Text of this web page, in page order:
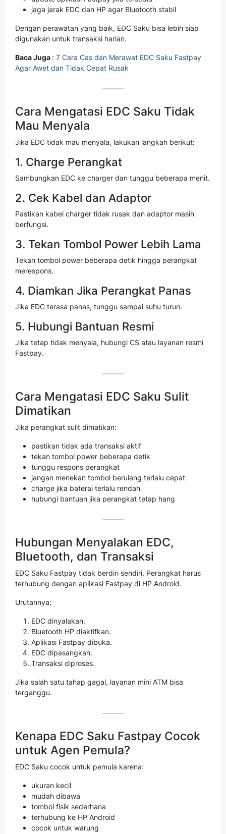
jaga jarak EDC dan HP agar Bluetooth stabil
Dengan perawatan yang baik, EDC Saku bisa lebih siap
digunakan untuk transaksi harian.
Baca Juga : 7 Cara Cas dan Merawat EDC Saku Fastpay
Agar Awet dan Tidak Cepat Rusak
Cara Mengatasi EDC Saku Tidak
Mau Menyala
Jika EDC tidak mau menyala, lakukan langkah berikut:
1. Charge Perangkat
Sambungkan EDC ke charger dan tunggu beberapa menit.
2. Cek Kabel dan Adaptor
Pastikan kabel charger tidak rusak dan adaptor masih
berfungsi.
3. Tekan Tombol Power Lebih Lama
Tekan tombol power beberapa detik hingga perangkat
merespons.
4. Diamkan Jika Perangkat Panas
Jika EDC terasa panas, tunggu sampai suhu turun.
5. Hubungi Bantuan Resmi
Jika tetap tidak menyala, hubungi CS atau layanan resmi
Fastpay.
Cara Mengatasi EDC Saku Sulit
Dimatikan
Jika perangkat sulit dimatikan:
pastikan tidak ada transaksi aktif
tekan tombol power beberapa detik
tunggu respons perangkat
jangan menekan tombol berulang terlalu cepat
charge jika baterai terlalu rendah
hubungi bantuan jika perangkat tetap hang
Hubungan Menyalakan EDC,
Bluetooth, dan Transaksi
EDC Saku Fastpay tidak berdiri sendiri. Perangkat harus
terhubung dengan aplikasi Fastpay di HP Android.
Urutannya:
EDC dinyalakan.
Bluetooth HP diaktifkan.
Aplikasi Fastpay dibuka.
EDC dipasangkan.
Transaksi diproses.
Jika salah satu tahap gagal, layanan mini ATM bisa
terganggu.
Kenapa EDC Saku Fastpay Cocok
untuk Agen Pemula?
EDC Saku cocok untuk pemula karena:
ukuran kecil
mudah dibawa
tombol fisik sederhana
terhubung ke HP Android
cocok untuk warung